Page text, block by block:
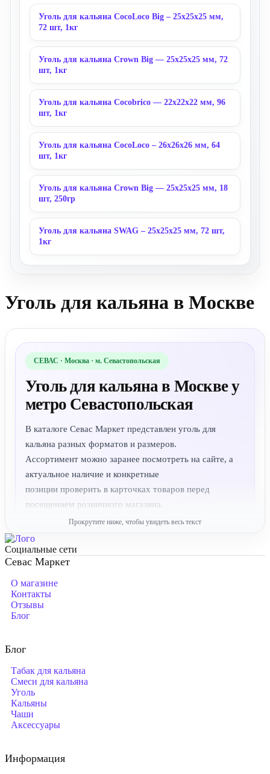
Уголь для кальяна CocoLoco Big – 25x25x25 мм,
72 шт, 1кг
Уголь для кальяна Crown Big — 25x25x25 мм, 72
шт, 1кг
Уголь для кальяна Cocobrico — 22x22x22 мм, 96
шт, 1кг
Уголь для кальяна CocoLoco – 26x26x26 мм, 64
шт, 1кг
Уголь для кальяна Crown Big — 25x25x25 мм, 18
шт, 250гр
Уголь для кальяна SWAG – 25x25x25 мм, 72 шт,
1кг
Уголь для кальяна в Москве
СЕВАС · Москва · м. Севастопольская
Уголь для кальяна в Москве у
метро Севастопольская
В каталоге Севас Маркет представлен уголь для
кальяна разных форматов и размеров.
Ассортимент можно заранее посмотреть на сайте, а
актуальное наличие и конкретные
позиции проверить в карточках товаров перед
посещением розничного магазина.
и контролировать температуру во время кальянной
сессии.
В каталоге представлены варианты для дома,
розничного использования и профессиональной
Социальные сети
Севас Маркет
О магазине
Контакты
Отзывы
Блог
Блог
Табак для кальяна
Смеси для кальяна
Уголь
Кальяны
Чаши
Аксессуары
Информация